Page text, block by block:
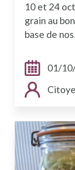
10 et 24
grain au
base de
Dates:01/
Public cible: